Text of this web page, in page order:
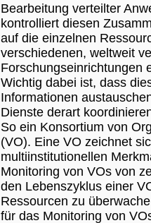
Bearbeitung verteilter
kontrolliert diesen
auf die einzelnen
verschiedenen, weltweit
Forschungseinrichtungen
Wichtig dabei ist, dass
Informationen
Dienste derart
So ein Konsortium von
(VO). Eine VO zeichnet
multiinstitutionellen
Monitoring von VOs von
den Lebenszyklus einer
Ressourcen zu
für das Monitoring von